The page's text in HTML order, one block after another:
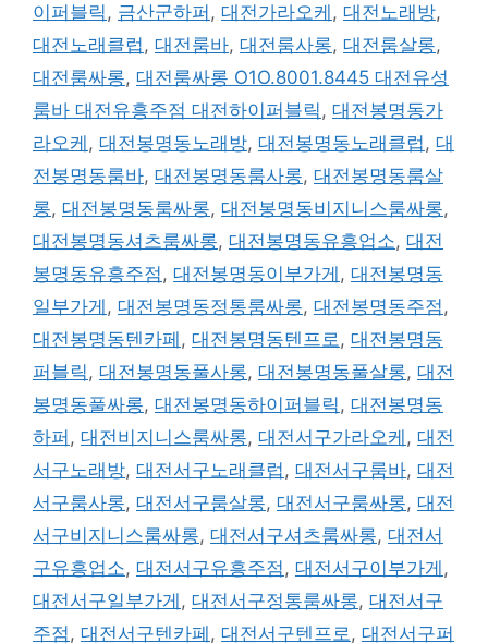
이퍼블릭, 금산군하퍼 , 대전가라오케 , 대전노래방,
대전노래클럽, 대전룸바, 대전룸사롱, 대전룸살롱,
대전룸싸롱, 대전룸싸롱 O1O.8001.8445 대전유성
룸바 대전유흥주점 대전하이퍼블릭, 대전봉명동가
라오케 , 대전봉명동노래방, 대전봉명동노래클럽, 대
전봉명동룸바, 대전봉명동룸사롱, 대전봉명동룸살
롱, 대전봉명동룸싸롱, 대전봉명동비지니스룸싸롱,
대전봉명동셔츠룸싸롱, 대전봉명동유흥업소, 대전
봉명동유흥주점, 대전봉명동이부가게 , 대전봉명동
일부가게 , 대전봉명동정통룸싸롱, 대전봉명동주점,
대전봉명동텐카페 , 대전봉명동텐프로, 대전봉명동
퍼블릭, 대전봉명동풀사롱, 대전봉명동풀살롱, 대전
봉명동풀싸롱, 대전봉명동하이퍼블릭, 대전봉명동
하퍼 , 대전비지니스룸싸롱, 대전서구가라오케 , 대전
서구노래방, 대전서구노래클럽, 대전서구룸바, 대전
서구룸사롱, 대전서구룸살롱, 대전서구룸싸롱, 대전
서구비지니스룸싸롱, 대전서구셔츠룸싸롱, 대전서
구유흥업소, 대전서구유흥주점, 대전서구이부가게 ,
대전서구일부가게 , 대전서구정통룸싸롱, 대전서구
주점, 대전서구텐카페 , 대전서구텐프로, 대전서구퍼